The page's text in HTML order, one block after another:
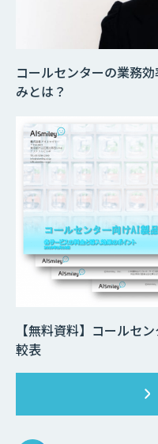
コールセンターの業務
みとは？
【無料資料】コールセ
較表